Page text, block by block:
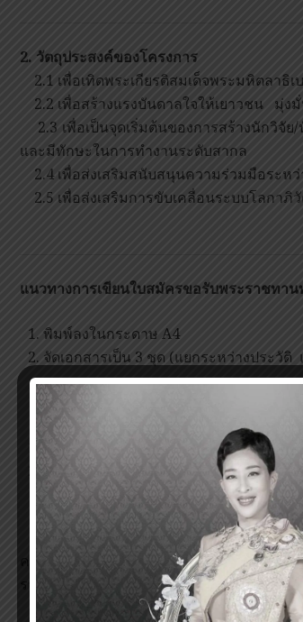
2. วัตถุประสงค์ของโครงการ
2.1 เพื่อเทิดพระเกียรติสมเด็จพระมหิตลา
2.2 เพื่อสร้างแรงบันดาลใจให้เยาวชน มุ่
2.3 เพื่อเป็นจุดเริ่มต้นของการสร้างนักวิ
และมีทักษะในการทำงานระดับสากล
2.4 เพื่อส่งเสริมสนับสนุนความร่วมมือระห
2.5 เพื่อส่งเสริมการขับเคลื่อนระบบโลกา
แนวทางการเขียนใบสมัครขอรับพระราชทา
พิมพ์ลงในกระดาษ A4
จัดเอกสารเป็น 3 ชุด (แยกระหว่างประวั
มาในเอกสารประวัติทั้ง 3 ชุด
บันทึกข้อมูลประวัติ และโครงการเป็น
บันทึกรูปถ่ายปัจจุบันหน้าตรงเป็น (.jpg)
(ข้อ 3 และ 4 ให้บันทึกลงในแผ่น CD จำนว
ควรเขียนเนื้อหาให้ครอบคลุมและประณีตที่